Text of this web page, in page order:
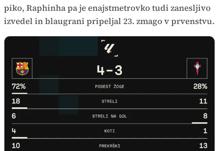
piko, Raphinha pa je enajstmetrovko tudi zanesljivo
izvedel in blaugrani pripeljal 23. zmago v prvenstvu.